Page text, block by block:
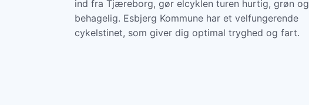
ind fra Tjæreborg, gør elcyklen turen hurtig, grøn og
behagelig. Esbjerg Kommune har et velfungerende
cykelstinet, som giver dig optimal tryghed og fart.